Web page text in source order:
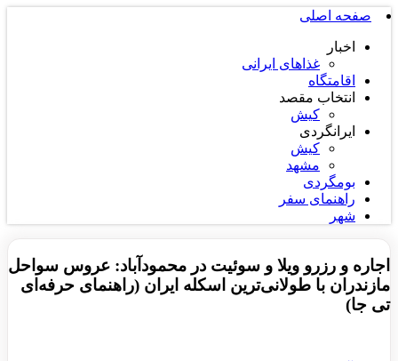
صفحه اصلی
اخبار
غذاهای ایرانی
اقامتگاه
انتخاب مقصد
کیش
ایرانگردی
کیش
مشهد
بومگردی
راهنمای سفر
شهر
اجاره و رزرو ویلا و سوئیت در محمودآباد: عروس سواحل
مازندران با طولانی‌ترین اسکله ایران (راهنمای حرفه‌ای
تی جا)